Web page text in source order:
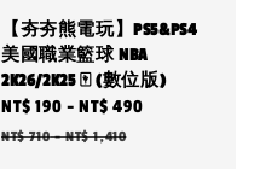
【夯夯熊電玩】PS5&PS4
美國職業籃球 NBA
2K26/2K25 🀄 (數位版)
Sale
price
NT$ 190 -NT$ 490
NT$ 710-NT$ 1,410